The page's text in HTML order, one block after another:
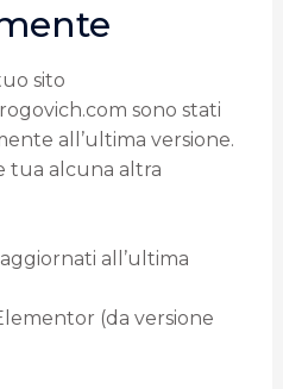
sito
sono stati
all’ultima versione.
tua alcuna altra
all’ultima
(da versione